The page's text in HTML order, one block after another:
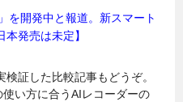
を開発中と報道。新スマート
発売は未定】
証した比較記事もどうぞ。
い方に合うAIレコーダーの